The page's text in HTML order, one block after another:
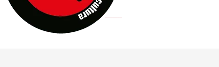
MARSHALL FLASH PRESENTA EN EXVITA [RELATIVA
JOFRE BARDAGÍ EN EXVITA INTERPRETANDO A SERRAT